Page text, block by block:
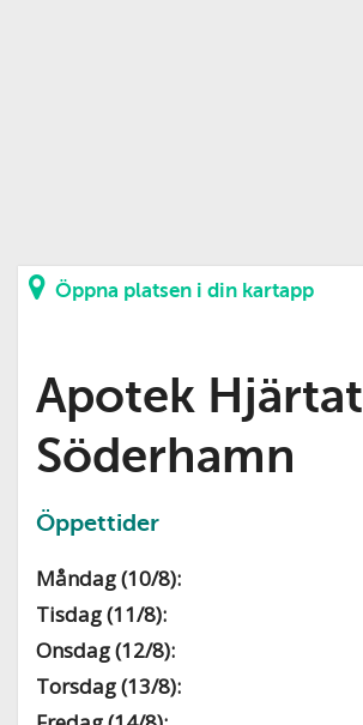
Öppna platsen i din kartapp
Apotek Hjärtat
Söderhamn
Öppettider
Måndag (10/8):
Tisdag (11/8):
Onsdag (12/8):
Torsdag (13/8):